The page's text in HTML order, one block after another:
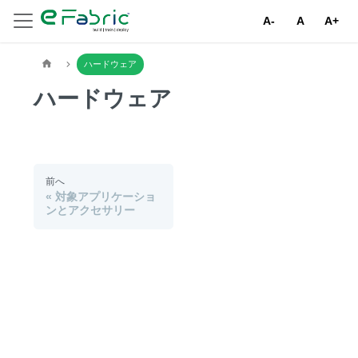
A- A A+
ハードウェア
ハードウェア
前へ
対象アプリケーショ
ンとアクセサリー